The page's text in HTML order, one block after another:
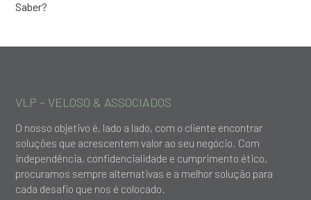
VLP – VELOSO & ASSOCIADOS
O nosso objetivo é, lado a lado, com o cliente encontrar
soluções que acrescentem valor ao seu negócio. Com
independência, confidencialidade e cumprimento ético,
procuramos sempre alternativas e a melhor solução para
cada desafio que nos é colocado.